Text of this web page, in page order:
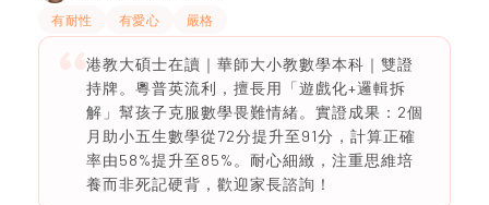
有耐性 有愛心 嚴格
港教大碩士在讀｜華師大小教數學本科｜雙證
持牌。粵普英流利，擅長用「遊戲化+邏輯拆
解」幫孩子克服數學畏難情緒。實證成果：2個
月助小五生數學從72分提升至91分，計算正確
率由58%提升至85%。耐心細緻，注重思維培
養而非死記硬背，歡迎家長諮詢！